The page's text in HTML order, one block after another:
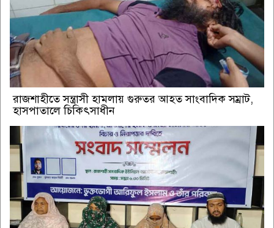
রাজশাহীতে সন্ত্রাসী হামলায় গুরুতর আহত সাংবাদিক সম্রাট,
হাসপাতালে চিকিৎসাধীন